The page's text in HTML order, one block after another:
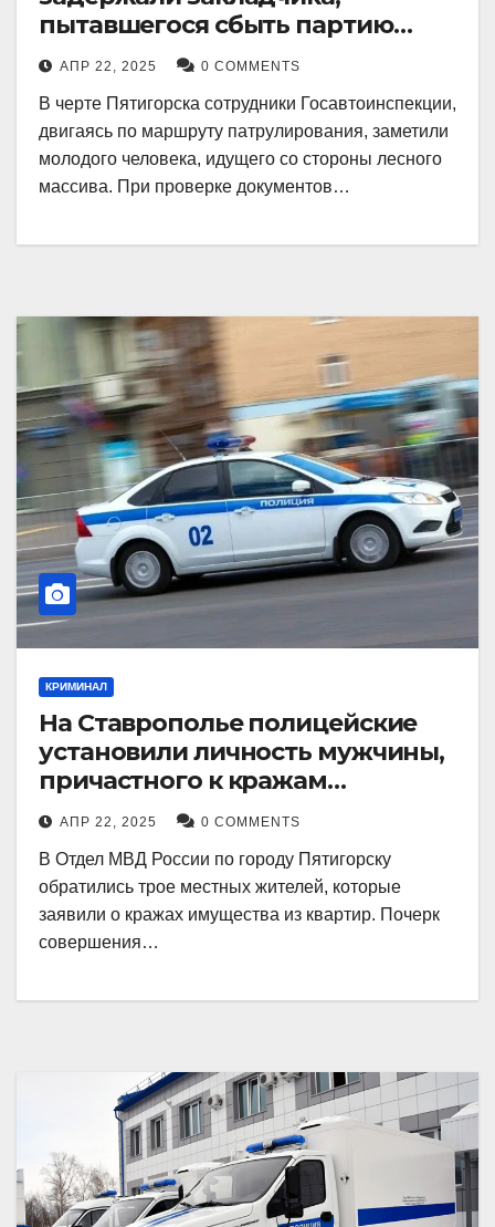
пытавшегося сбыть партию
синтетического наркотика
АПР 22, 2025 0 COMMENTS
В черте Пятигорска сотрудники Госавтоинспекции,
двигаясь по маршруту патрулирования, заметили
молодого человека, идущего со стороны лесного
массива. При проверке документов…
КРИМИНАЛ
На Ставрополье полицейские
установили личность мужчины,
причастного к кражам
имущества из квартир в
Пятигорске
АПР 22, 2025 0 COMMENTS
В Отдел МВД России по городу Пятигорску
обратились трое местных жителей, которые
заявили о кражах имущества из квартир. Почерк
совершения…